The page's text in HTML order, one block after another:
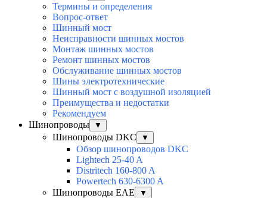
Термины и определения
Вопрос-ответ
Шинный мост
Неисправности шинных мостов
Монтаж шинных мостов
Ремонт шинных мостов
Обслуживание шинных мостов
Шины электротехнические
Шинный мост с воздушной изоляцией
Преимущества и недостатки
Рекомендуем
Шинопроводы
▼
Шинопроводы DKC ▼
Обзор шинопроводов DKC
Lightech 25-40 A
Distritech 160-800 A
Powertech 630-6300 A
Шинопроводы EAE
▼